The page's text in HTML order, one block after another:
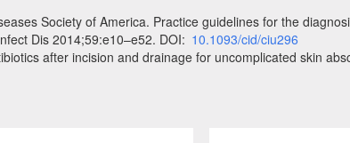
Society of America. Practice guidelines for the
Dis 2014;59:e10–e52. DOI: 10.1093/cid/ciu296
after incision and drainage for uncomplicated skin